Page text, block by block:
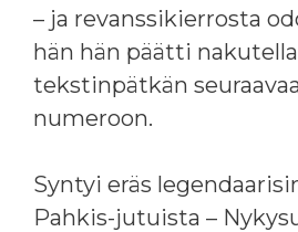
– ja revanssikierrosta
hän hän päätti
tekstinpätkän
numeroon.
Syntyi eräs
Pahkis-jutuista –